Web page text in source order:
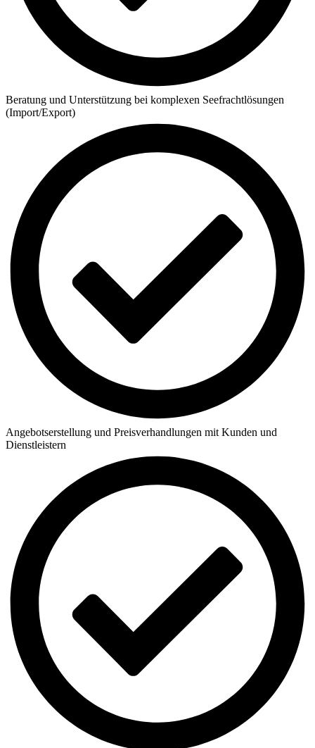
Beratung und Unterstützung bei komplexen Seefrachtlösungen
(Import/Export)
Angebotserstellung und Preisverhandlungen mit Kunden und
Dienstleistern